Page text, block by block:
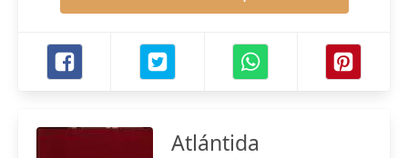
Atlántida